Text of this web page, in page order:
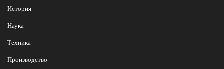
История
Наука
Техника
Производство